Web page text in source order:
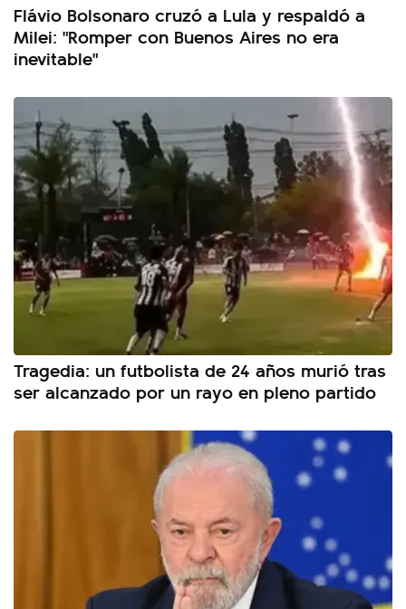
Flávio Bolsonaro cruzó a Lula y respaldó a
Milei: "Romper con Buenos Aires no era
inevitable"
Tragedia: un futbolista de 24 años murió tras
ser alcanzado por un rayo en pleno partido